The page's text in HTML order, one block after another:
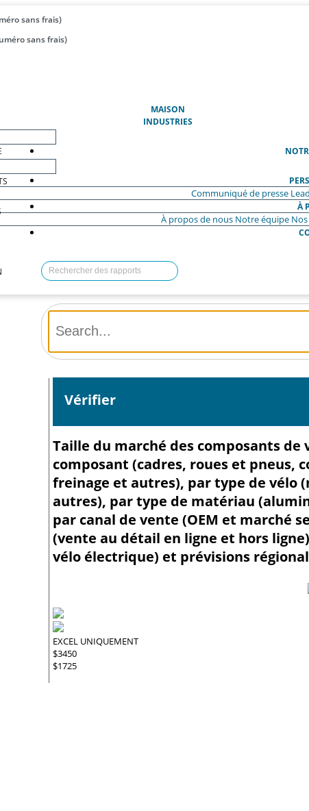
sans frais)
sans frais)
MAISON(ACTUEL)
INDUSTRIES
Communiqué de presse
À
À propos de nous Notre équipe
Vérifier
Taille du marché des composants
composant (cadres, roues et pneus,
freinage et autres), par type de vélo
autres), par type de matériau
par canal de vente (OEM et marché
(vente au détail en ligne et hors
vélo électrique) et prévisions
EXCEL UNIQUEMENT
$3450
$1725